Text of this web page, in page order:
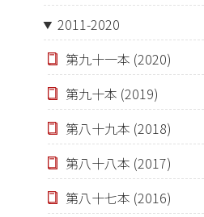
2011-2020
第九十一本 (2020)
第九十本 (2019)
第八十九本 (2018)
第八十八本 (2017)
第八十七本 (2016)